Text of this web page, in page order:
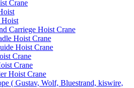
Crane
Hoist
Carriege Hoist Crane
Hoist Crane
Hoist Crane
Crane
Crane
Hoist Crane
( Gustav, Wolf, Bluestrand, kiswire,